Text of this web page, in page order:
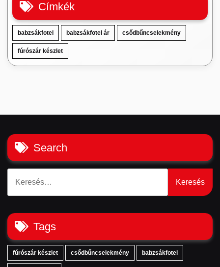
Címkék
babzsákfotel babzsákfotel ár csődbűncselekmény
fúrószár készlet
Search
Tags
fúrószár készlet csődbűncselekmény babzsákfotel